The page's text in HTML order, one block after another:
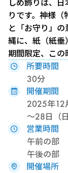
しめ飾りは、
りです。神様（
と「お守り」
縄に、紙（紙垂
期間限定、この
所要時間
30分
開催期間
2025年12
～28日（日
営業時間
午前の部
午後の部
開催場所